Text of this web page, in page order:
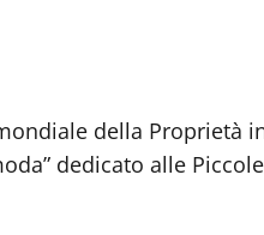
della Proprietà
dedicato alle